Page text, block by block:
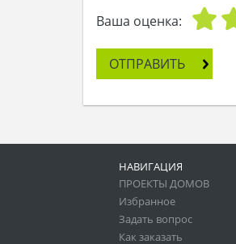
Ваша оценка:
ОТПРАВИТЬ
НАВИГАЦИЯ
ПРОЕКТЫ ДОМОВ
Избранное
Задать вопрос
Как заказать